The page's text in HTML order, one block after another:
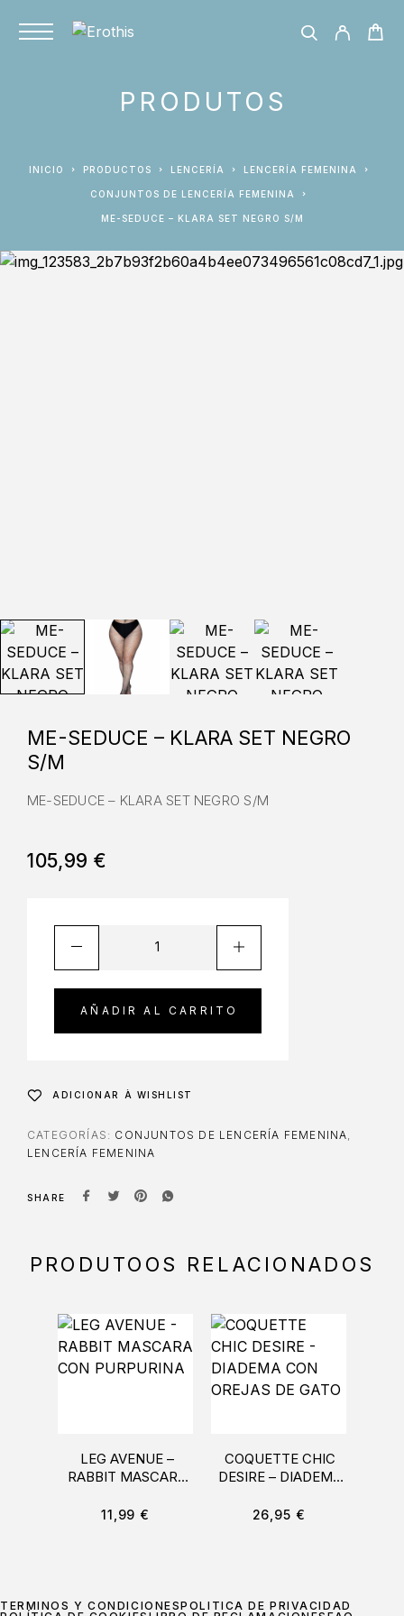
PRODUTOS
INICIO PRODUCTOS LENCERÍA LENCERÍA FEMENINA
CONJUNTOS DE LENCERÍA FEMENINA
ME-SEDUCE – KLARA SET NEGRO S/M
ME-SEDUCE – KLARA SET NEGRO
S/M
ME-SEDUCE – KLARA SET NEGRO S/M
105,99€
AÑADIR AL CARRITO
ADICIONAR À WISHLIST
CATEGORÍAS: CONJUNTOS DE LENCERÍA FEMENINA
LENCERÍA FEMENINA
SHARE
PRODUTOOS RELACIONADOS
LEG AVENUE –
RABBIT MASCARA
11,99 €
COQUETTE CHIC
DESIRE – DIADEMA
GATO
26,95 €
TÉRMINOS Y CONDICIONESPOLÍTICA DE PRIVACIDAD